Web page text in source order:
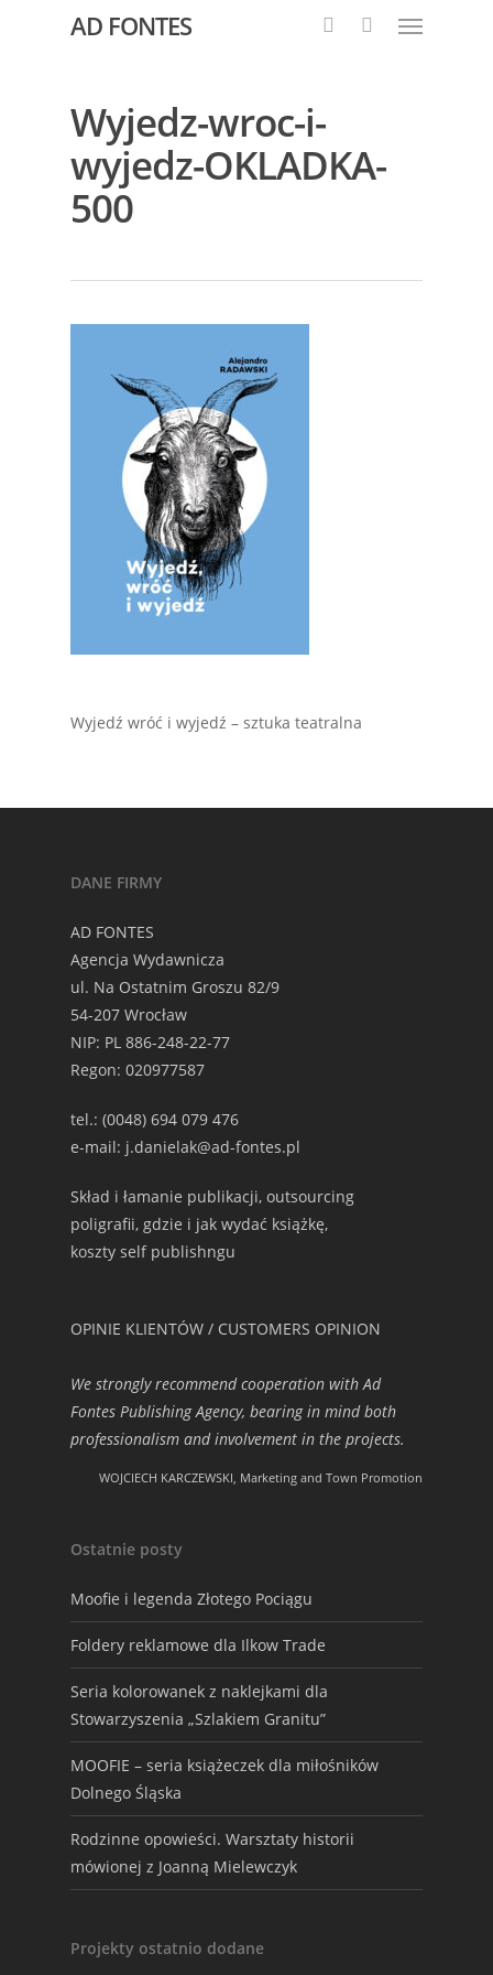
AD FONTES
Wyjedz-wroc-i-
wyjedz-OKLADKA-
500
Wyjedź wróć i wyjedź – sztuka teatralna
DANE FIRMY
AD FONTES
Agencja Wydawnicza
ul. Na Ostatnim Groszu 82/9
54-207 Wrocław
NIP: PL 886-248-22-77
Regon: 020977587
tel.: (0048) 694 079 476
e-mail: j.danielak@ad-fontes.pl
Skład i łamanie publikacji, outsourcing
poligrafii, gdzie i jak wydać książkę,
koszty self publishngu
OPINIE KLIENTÓW / CUSTOMERS OPINION
We strongly recommend cooperation with Ad
Fontes Publishing Agency, bearing in mind both
professionalism and involvement in the projects.
WOJCIECH KARCZEWSKI, Marketing and Town Promotion
Ostatnie posty
Moofie i legenda Złotego Pociągu
Foldery reklamowe dla Ilkow Trade
Seria kolorowanek z naklejkami dla
Stowarzyszenia „Szlakiem Granitu”
MOOFIE – seria książeczek dla miłośników
Dolnego Śląska
Rodzinne opowieści. Warsztaty historii
mówionej z Joanną Mielewczyk
Projekty ostatnio dodane